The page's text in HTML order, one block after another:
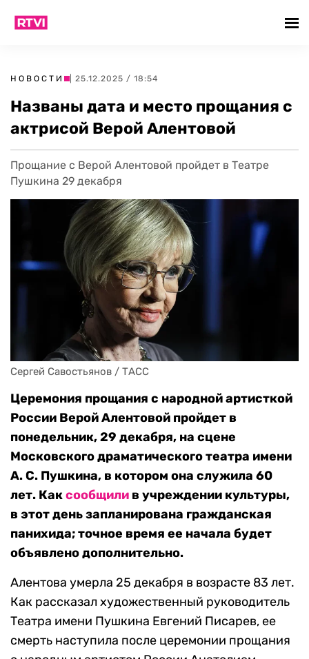
НОВОСТИ | 25.12.2025 / 18:54
Названы дата и место прощания с
актрисой Верой Алентовой
Прощание с Верой Алентовой пройдет в Театре
Пушкина 29 декабря
Сергей Савостьянов / ТАСС
Церемония прощания с народной артисткой
России Верой Алентовой пройдет в
понедельник, 29 декабря, на сцене
Московского драматического театра имени
А. С. Пушкина, в котором она служила 60
лет. Каксообщили в учреждении культуры,
в этот день запланирована гражданская
панихида; точное время ее начала будет
объявлено дополнительно.
Алентова умерла 25 декабря в возрасте 83 лет.
Как рассказал художественный руководитель
Театра имени Пушкина Евгений Писарев, ее
смерть наступила после церемонии прощания